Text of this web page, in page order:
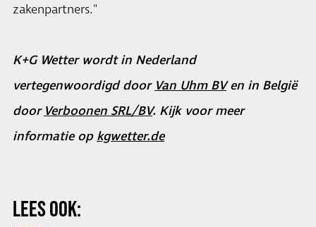
zakenpartners."
K+G Wetter wordt in Nederland
vertegenwoordigd doorVan Uhm BVen in België
doorVerboonen SRL/BV. Kijk voor meer
informatie opkgwetter.de
LEES OOK: